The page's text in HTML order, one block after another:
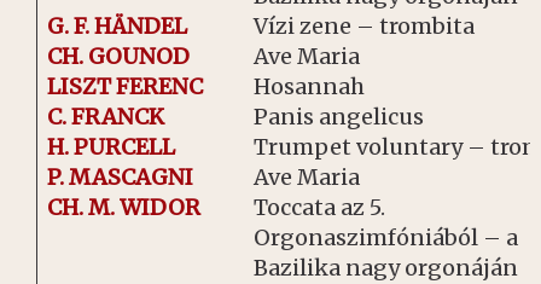
G. F. HÄNDEL
Vízi zene – trombita
CH. GOUNOD
Ave Maria
LISZT FERENC
Hosannah
C. FRANCK
Panis angelicus
H. PURCELL
Trumpet voluntary –
P. MASCAGNI
Ave Maria
CH. M. WIDOR
Toccata az 5.
Orgonaszimfóniából – a
Bazilika nagy orgonáján